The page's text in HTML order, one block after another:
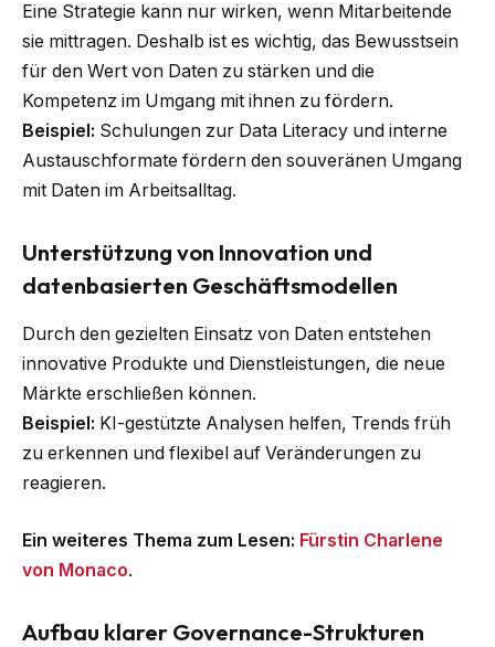
Eine Strategie kann nur wirken, wenn Mitarbeitende
sie mittragen. Deshalb ist es wichtig, das Bewusstsein
für den Wert von Daten zu stärken und die
Kompetenz im Umgang mit ihnen zu fördern.
Beispiel: Schulungen zur Data Literacy und interne
Austauschformate fördern den souveränen Umgang
mit Daten im Arbeitsalltag.
Unterstützung von Innovation und
datenbasierten Geschäftsmodellen
Durch den gezielten Einsatz von Daten entstehen
innovative Produkte und Dienstleistungen, die neue
Märkte erschließen können.
Beispiel: KI-gestützte Analysen helfen, Trends früh
zu erkennen und flexibel auf Veränderungen zu
reagieren.
Ein weiteres Thema zum Lesen: Fürstin Charlene
von Monaco.
Aufbau klarer Governance-Strukturen